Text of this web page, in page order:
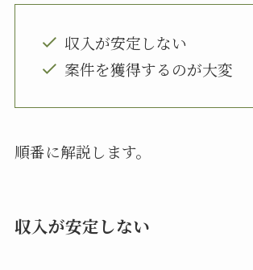
収入が安定しない
案件を獲得するのが大変
順番に解説します。
収入が安定しない